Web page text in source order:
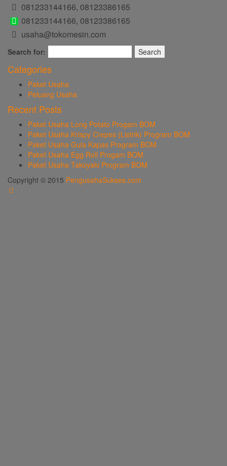
081233144166, 08123386165
081233144166, 08123386165
usaha@tokomesin.com
Search for:
Categories
Paket Usaha
Peluang Usaha
Recent Posts
Paket Usaha Long Potato Progam BOM
Paket Usaha Krispy Crepes (Listrik) Program BOM
Paket Usaha Gula Kapas Program BOM
Paket Usaha Egg Roll Progam BOM
Paket Usaha Takoyaki Program BOM
Copyright © 2015 PengusahaSukses.com